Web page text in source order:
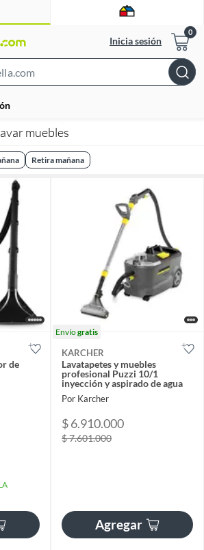
Inicia sesión
Bar
muebles
Retira mañana
de
Envíogratis
KARCHER
Lavatapetes y muebles
profesional Puzzi 10/1
inyección y aspirado de agua
Por Karcher
$ 6.910.000
$ 7.601.000
Agregar